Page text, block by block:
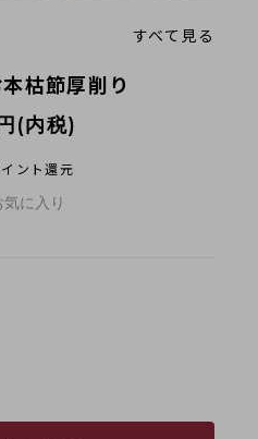
表記
すべて見る
枯節厚削り
(内税)
ント還元
気に入り